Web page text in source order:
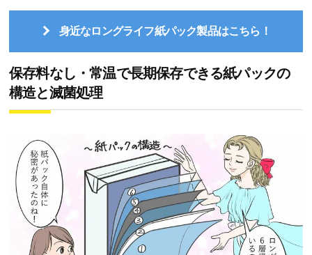
身近なロングライフ紙パック製品はこちら！
保存料なし・常温で長期保存できる紙パックの
構造と滅菌処理